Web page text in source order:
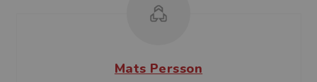
Mats Persson